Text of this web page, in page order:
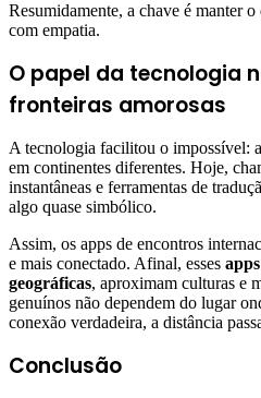
Resumidamente, a chave é manter
com empatia.
O papel da tecnologia
fronteiras amorosas
A tecnologia facilitou o impossível:
em continentes diferentes. Hoje,
instantâneas e ferramentas de
algo quase simbólico.
Assim, os apps de encontros
e mais conectado. Afinal, esses
geográficas, aproximam culturas e
genuínos não dependem do lugar
conexão verdadeira, a distância
Conclusão